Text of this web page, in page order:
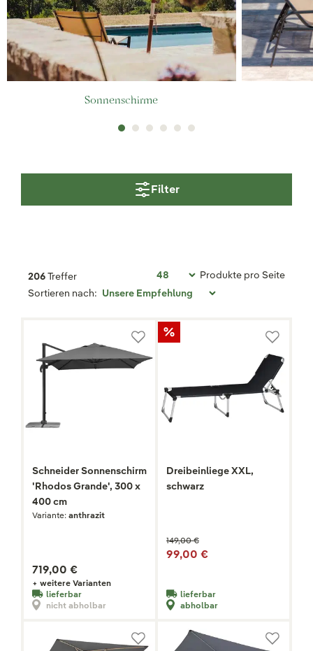
Sonnenschirme
Filter
206Treffer
Produkte pro Seite
Sortieren nach:
Schneider Sonnenschirm
'Rhodos Grande', 300 x
400 cm
Variante: anthrazit
719,00 €
+ weitere Varianten
lieferbar
nicht abholbar
Dreibeinliege XXL,
schwarz
149,00 €
99,00 €
lieferbar
abholbar